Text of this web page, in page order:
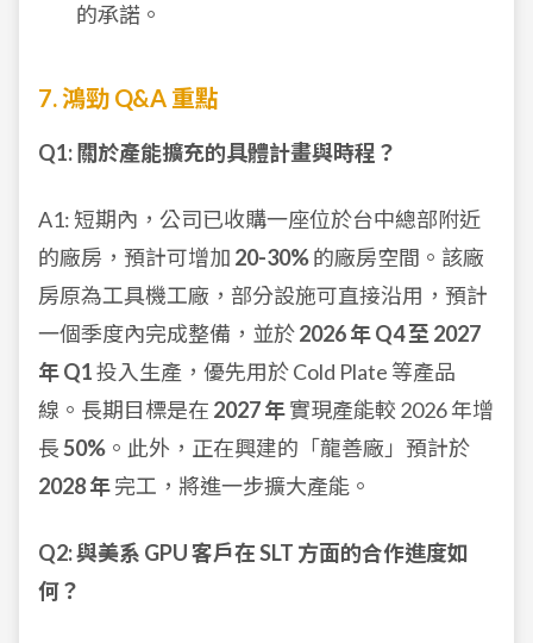
的承諾。
7. 鴻勁 Q&A 重點
Q1: 關於產能擴充的具體計畫與時程？
A1: 短期內，公司已收購一座位於台中總部附近
的廠房，預計可增加 20-30%的廠房空間。該廠
房原為工具機工廠，部分設施可直接沿用，預計
一個季度內完成整備，並於2026 年 Q4 至 2027
年 Q1投入生產，優先用於 Cold Plate 等產品
線。長期目標是在 2027 年實現產能較 2026 年增
長50% 。此外，正在興建的「龍善廠」預計於
2028 年完工，將進一步擴大產能。
Q2: 與美系 GPU 客戶在 SLT 方面的合作進度如
何？